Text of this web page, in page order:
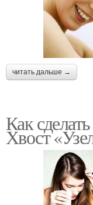
читать дальше →
Как
Хвост